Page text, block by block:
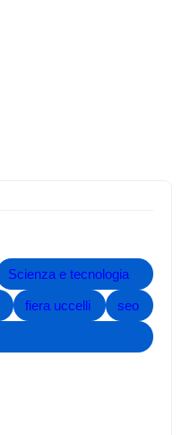
Scienza e tecnologia
fiera uccelli seo